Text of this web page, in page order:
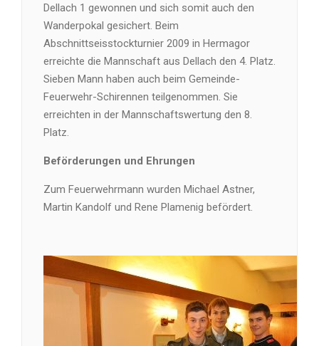
Dellach 1 gewonnen und sich somit auch den
Wanderpokal gesichert. Beim
Abschnittseisstockturnier 2009 in Hermagor
erreichte die Mannschaft aus Dellach den 4. Platz.
Sieben Mann haben auch beim Gemeinde-
Feuerwehr-Schirennen teilgenommen. Sie
erreichten in der Mannschaftswertung den 8.
Platz.
Beförderungen und Ehrungen
Zum Feuerwehrmann wurden Michael Astner,
Martin Kandolf und Rene Plamenig befördert.